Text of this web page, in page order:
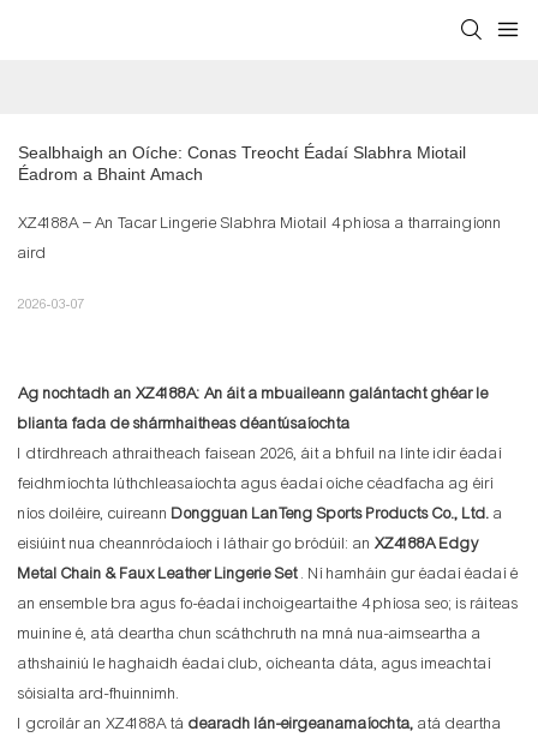
Sealbhaigh an Oíche: Conas Treocht Éadaí Slabhra Miotail
Éadrom a Bhaint Amach
XZ4188A – An Tacar Lingerie Slabhra Miotail 4 phíosa a tharraingíonn
aird
2026-03-07
Ag nochtadh an XZ4188A: An áit a mbuaileann galántacht ghéar le
blianta fada de shármhaitheas déantúsaíochta
I dtírdhreach athraitheach faisean 2026, áit a bhfuil na línte idir éadaí
feidhmíochta lúthchleasaíochta agus éadaí oíche céadfacha ag éirí
níos doiléire, cuireann Dongguan LanTeng Sports Products Co., Ltd. a
eisiúint nua cheannródaíoch i láthair go bródúil: an XZ4188A Edgy
Metal Chain & Faux Leather Lingerie Set. Ní hamháin gur éadaí éadaí é
an ensemble bra agus fo-éadaí inchoigeartaithe 4 phíosa seo; is ráiteas
muiníne é, atá deartha chun scáthchruth na mná nua-aimseartha a
athshainiú le haghaidh éadaí club, oícheanta dáta, agus imeachtaí
sóisialta ard-fhuinnimh.
I gcroílár an XZ4188A tá dearadh lán-eirgeanamaíochta, atá deartha